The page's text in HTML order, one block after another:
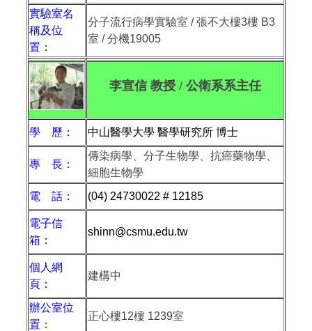
實驗室名
稱及位
置：
分子流行病學實驗室 / 張不大樓3樓 B3
室 / 分機19005
李宣信 教授 / 公衛系系主任
學 歷： 中山醫學大學 醫學研究所 博士
專 長：
傳染病學、分子生物學、抗癌藥物學、
細胞生物學
電 話：
(04) 24730022 # 12185
電子信
箱：
shinn@csmu.edu.tw
個人網
頁：
建構中
辦公室位
置：
正心樓12樓 1239室